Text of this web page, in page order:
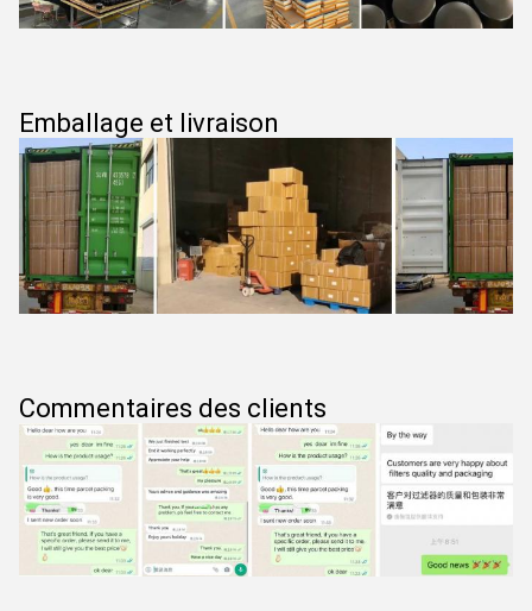
Emballage et livraison
Commentaires des clients